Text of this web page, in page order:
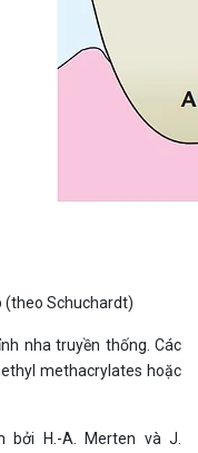
(theo Schuchardt)
nha truyền thống. Các
methacrylates hoặc
bởi H.-A. Merten và J.